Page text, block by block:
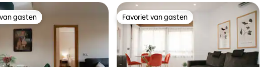
gasten
gasten Favoriet van gasten
Favoriet van gasten